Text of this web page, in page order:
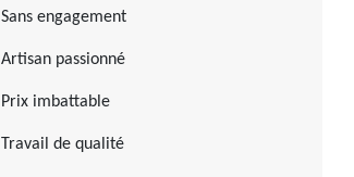
Sans engagement
Artisan passionné
Prix imbattable
Travail de qualité